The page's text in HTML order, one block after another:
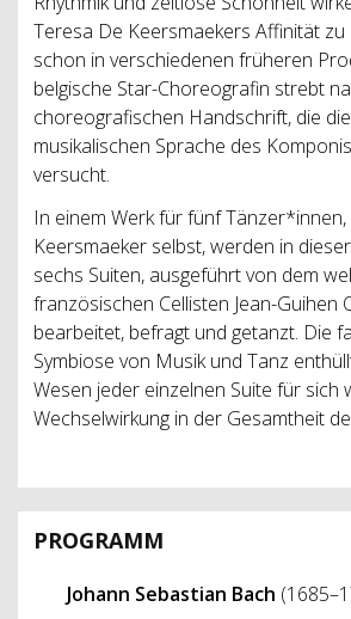
Teresa De Keersmaekers Affinität zu
schon in verschiedenen früheren
belgische Star-Choreografin strebt
choreografischen Handschrift, die
musikalischen Sprache des
versucht.
In einem Werk für fünf
Keersmaeker selbst, werden in
sechs Suiten, ausgeführt von dem
französischen Cellisten Jean-Guihen
bearbeitet, befragt und getanzt. Die
Symbiose von Musik und Tanz
Wesen jeder einzelnen Suite für sich
Wechselwirkung in der Gesamtheit
PROGRAMM
Johann Sebastian Bach